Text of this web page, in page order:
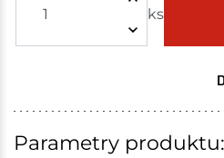
ks
Skladem - ihned k odeslání
Havlíčkův Brod
Parametry produktu: